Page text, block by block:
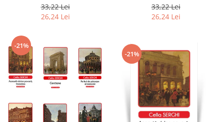
33,22 Lei
26,24 Lei
33,22 Lei
26,24 Lei
-21%
-21%